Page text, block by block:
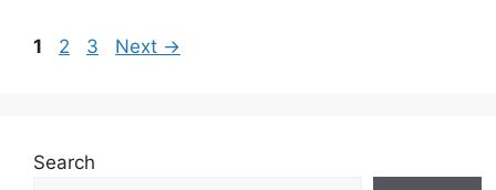
Page
1 Page
2 Page
3 Next →
Search